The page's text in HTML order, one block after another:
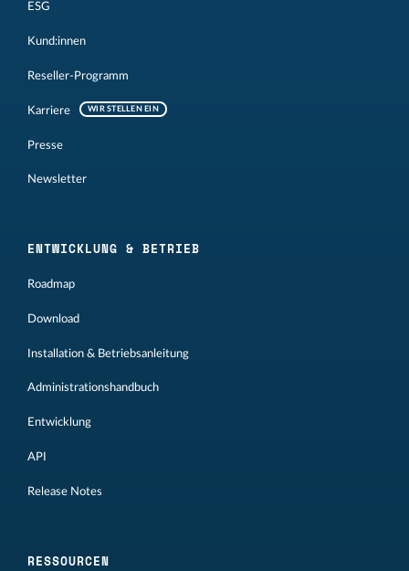
ESG
Kund:innen
Reseller-Programm
Karriere WIR STELLEN EIN
Presse
Newsletter
ENTWICKLUNG & BETRIEB
Roadmap
Download
Installation & Betriebsanleitung
Administrationshandbuch
Entwicklung
API
Release Notes
RESSOURCEN